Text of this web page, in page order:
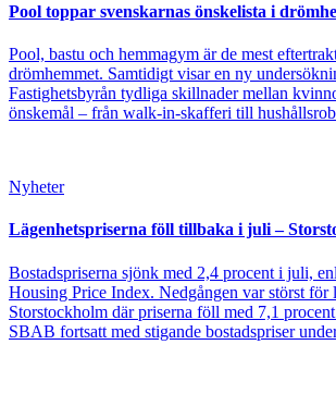
Pool toppar svenskarnas önskelista i
Pool, bastu och hemmagym är de mest
drömhemmet. Samtidigt visar en ny
Fastighetsbyrån tydliga skillnader mellan
önskemål – från walk-in-skafferi till
Nyheter
Lägenhetspriserna föll tillbaka i juli –
Bostadspriserna sjönk med 2,4 procent i juli,
Housing Price Index. Nedgången var störst för
Storstockholm där priserna föll med 7,1
SBAB fortsatt med stigande bostadspriser